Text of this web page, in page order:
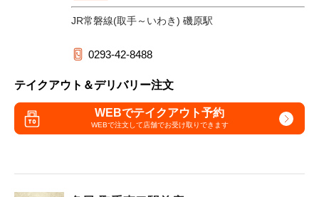
JR常磐線(取手～いわき) 磯原駅
0293-42-8488
テイクアウト＆デリバリー注文
WEBでテイクアウト予約
WEBで注文して店舗でお受け取りできます